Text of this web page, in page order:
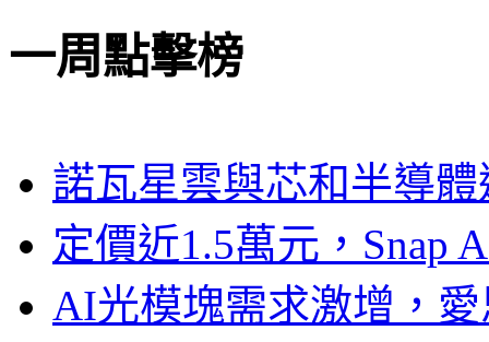
一周點擊榜
諾瓦星雲與芯和半導
定價近1.5萬元，Snap
AI光模塊需求激增，